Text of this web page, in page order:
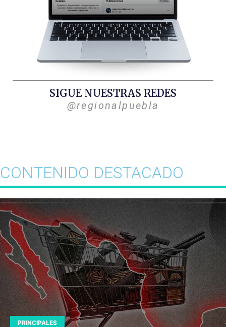
SIGUE NUESTRAS REDES
@regionalpuebla
CONTENIDO DESTACADO
PRINCIPALES